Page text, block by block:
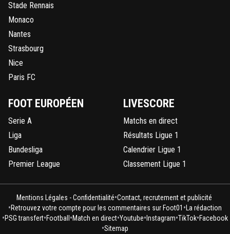
Stade Rennais
Monaco
Nantes
Strasbourg
Nice
Paris FC
FOOT EUROPÉEN
Serie A
Liga
Bundesliga
Premier League
LIVESCORE
Matchs en direct
Résultats Ligue 1
Calendrier Ligue 1
Classement Ligue 1
Mentions Légales - Confidentialité•Contact, recrutement et publicité
•Retrouvez votre compte pour les commentaires sur Foot01 • La rédaction
•PSG transfert•Football •Match en direct•Youtube• Instagram•TikTok•Facebook
•Sitemap